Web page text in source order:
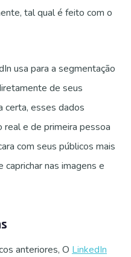
tal qual é feito com o
usa para a segmentação
de seus
certa, esses dados
real e de primeira pessoa
com seus públicos mais
nas imagens e
anteriores, O LinkedIn